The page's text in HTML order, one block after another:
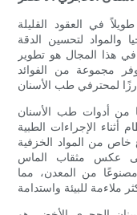
في العقود القليلة
والمواد لتحسين الدقة
في هذا المجال هو تطوير
مجموعة من الفوائد
من أدوات طب الأسنان
الإجراءات الطبية
من المواد الخزفية
على عكس مثقاب الماس
من المعدن، مما